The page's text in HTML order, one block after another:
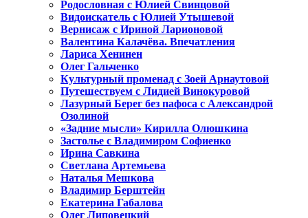
Родословная с Юлией Свинцовой
Видоискатель с Юлией Утышевой
Вернисаж с Ириной Ларионовой
Валентина Калачёва. Впечатления
Лариса Хенинен
Олег Гальченко
Культурный променад с Зоей Арнаутовой
Путешествуем с Лидией Винокуровой
Лазурный Берег без пафоса с Александрой
Озолиной
«Задние мысли» Кирилла Олюшкина
Застолье с Владимиром Софиенко
Ирина Савкина
Светлана Артемьева
Наталья Мешкова
Владимир Берштейн
Екатерина Габалова
Олег Липовецкий